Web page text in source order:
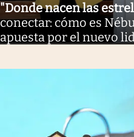
"Donde nacen las
conectar: cómo es
apuesta por el nuevo